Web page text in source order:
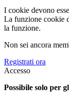
I cookie devono
La funzione cookie
la funzione.
Non sei ancora
Registrati ora
Accesso
Possibile solo per